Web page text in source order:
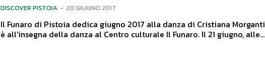
DISCOVER PISTOIA - 20 GIUGNO 2017
Il Funaro di Pistoia dedica giugno 2017 alla danza di Cristiana Morganti.
è all'insegna della danza al Centro culturale Il Funaro. Il 21 giugno, alle...